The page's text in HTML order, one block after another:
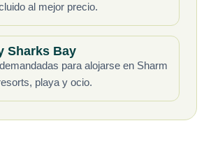
al mejor precio.
Sharks Bay
para alojarse en Sharm
playa y ocio.